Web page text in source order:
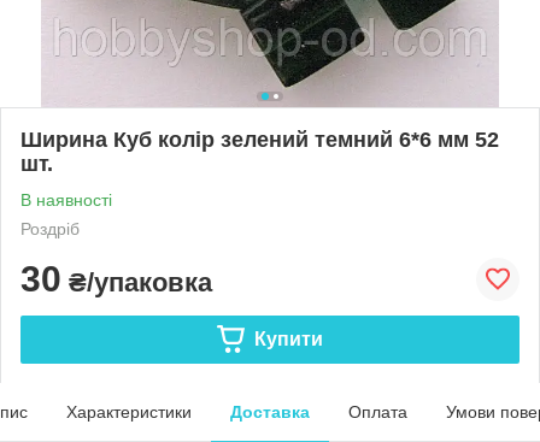
Ширина Куб колір зелений темний 6*6 мм 52
шт.
В наявності
Роздріб
30 ₴/упаковка
Купити
Характеристики Доставка Оплата Умови